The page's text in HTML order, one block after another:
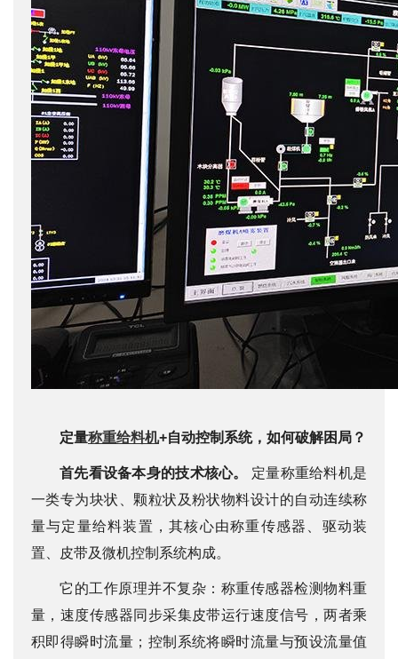
定量称重给料机+自动控制系统，如何破解困局？
首先看设备本身的技术核心。
定量称重给料机是
一类专为块状、颗粒状及粉状物料设计的自动连续称
量与定量给料装置，其核心由称重传感器、驱动装
置、皮带及微机控制系统构成。
它的工作原理并不复杂：称重传感器检测物料重
量，速度传感器同步采集皮带运行速度信号，两者乘
积即得瞬时流量；控制系统将瞬时流量与预设流量值